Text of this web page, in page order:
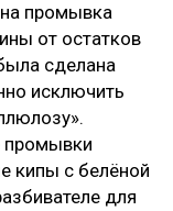
промывка
от остатков
сделана
исключить
промывки
кипы с белёной
для